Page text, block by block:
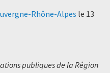
Rhône-Alpes le 13
publiques de la Région